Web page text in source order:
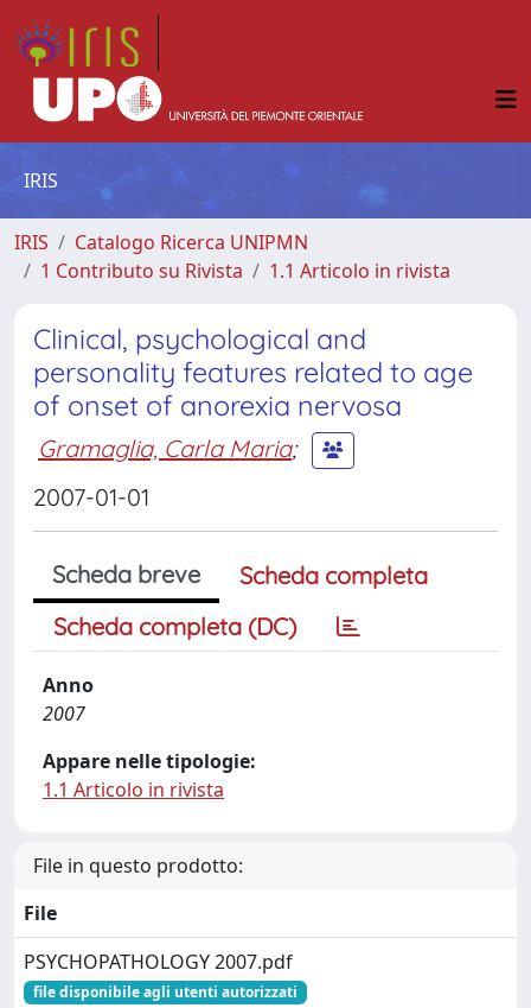
IRIS
IRIS
Catalogo Ricerca UNIPMN
1 Contributo su Rivista
1.1 Articolo in rivista
Clinical, psychological and
personality features related to age
of onset of anorexia nervosa
Gramaglia, Carla Maria;
2007-01-01
Scheda breve
Scheda completa
Scheda completa (DC)
Anno
2007
Appare nelle tipologie:
1.1 Articolo in rivista
File in questo prodotto:
File
PSYCHOPATHOLOGY 2007.pdf
file disponibile agli utenti autorizzati